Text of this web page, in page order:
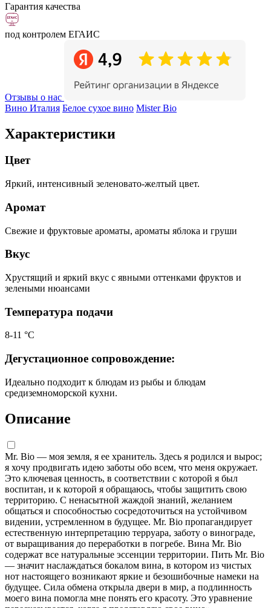
Гарантия качества
под контролем ЕГАИС
Отзывы о нас
Вино Италия Белое сухое вино Mister Bio
Характеристики
Цвет
Яркий, интенсивный зеленовато-желтый цвет.
Аромат
Свежие и фруктовые ароматы, ароматы яблока и груши
Вкус
Хрустящий и яркий вкус с явными оттенками фруктов и
зелеными нюансами
Температура подачи
8-11 °С
Дегустационное сопровождение:
Идеально подходит к блюдам из рыбы и блюдам
средиземноморской кухни.
Описание
Mr. Bio — моя земля, я ее хранитель. Здесь я родился и вырос;
я хочу продвигать идею заботы обо всем, что меня окружает.
Это ключевая ценность, в соответствии с которой я был
воспитан, и к которой я обращаюсь, чтобы защитить свою
территорию. С ненасытной жаждой знаний, желанием
общаться и способностью сосредоточиться на устойчивом
видении, устремленном в будущее. Mr. Bio пропагандирует
естественную интерпретацию терруара, заботу о винограде,
от выращивания до переработки в погребе. Вина Mr. Bio
содержат все натуральные эссенции территории. Пить Mr. Bio
— значит наслаждаться бокалом вина, в котором из чистых
нот настоящего возникают яркие и безошибочные намеки на
будущее. Сила обмена открыла двери в мир, а подлинность
моего вина помогла мне понять его красоту. Это уравнение